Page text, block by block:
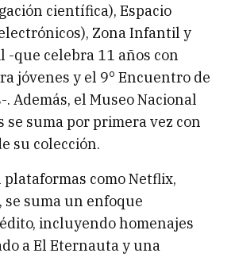
científica), Espacio
Zona Infantil y
-que celebra 11 años con
jóvenes y el 9° Encuentro de
Además, el Museo Nacional
se suma por primera vez con
su colección.
plataformas como Netflix,
suma un enfoque
incluyendo homenajes
a El Eternauta y una